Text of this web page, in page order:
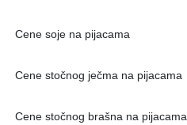
Cene soje na pijacama
Cene stočnog ječma na pijacama
Cene stočnog brašna na pijacama